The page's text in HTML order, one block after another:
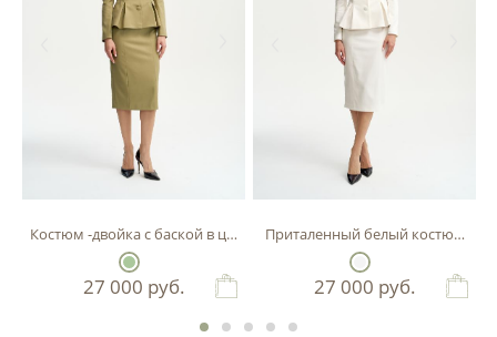
Костюм -двойка с баской в цвете фисташка
27 000 руб.
Приталенный белый костюм-
27 000 руб.